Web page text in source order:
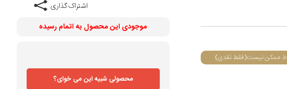
ممکن نیست(فقط نقدی)
اشتراک گذاری
موجودی این محصول به اتمام رسیده
محصولی شبیه این می خوای؟